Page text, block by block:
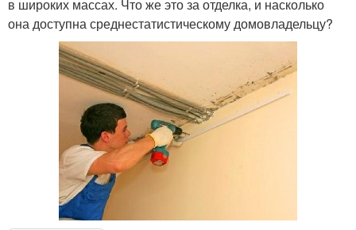
в широких массах. Что же это за отделка, и насколько
она доступна среднестатистическому домовладельцу?